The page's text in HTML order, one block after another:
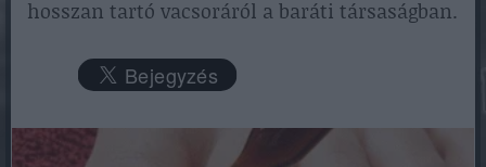
hosszan tartó vacsoráról a baráti társaságban.